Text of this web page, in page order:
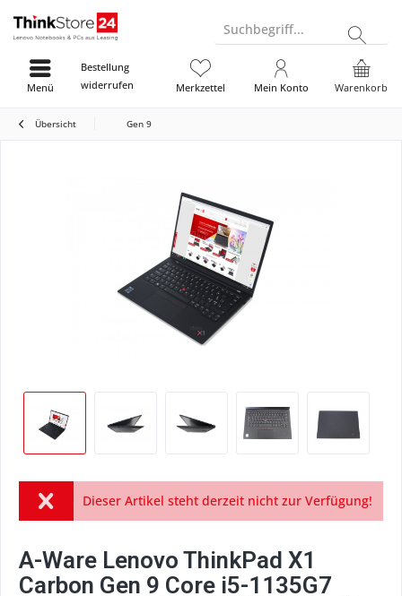
Suchbegriff...
Bestellung
widerrufen
Warenkorb
Merkzettel Mein Konto
Menü
Übersicht Gen 9
Dieser Artikel steht derzeit nicht zur Verfügung!
A-Ware Lenovo ThinkPad X1
Carbon Gen 9 Core i5-1135G7